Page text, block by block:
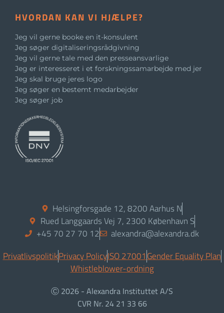
HVORDAN KAN VI HJÆLPE?
Jeg vil gerne booke en it-konsulent
Jeg søger digitaliseringsrådgivning
Jeg vil gerne tale med den presseansvarlige
Jeg er interesseret i et forskningssamarbejde med jer
Jeg skal bruge jeres logo
Jeg søger en bestemt medarbejder
Jeg søger job
Helsingforsgade 12, 8200 Aarhus N
Rued Langgaards Vej 7, 2300 København S
+45 70 27 70 12
alexandra@alexandra.dk
PrivatlivspolitikPrivacy PolicyISO 27001Gender Equality Plan
Whistleblower-ordning
Ⓒ 2026 - Alexandra Instituttet A/S
CVR Nr. 24 21 33 66